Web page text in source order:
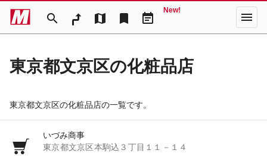
search map bookmark event_note
New! menu
東京都文京区の化粧品店
東京都文京区の化粧品店の一覧です。
いづみ商事
東京都文京区本駒込３丁目１１－１４